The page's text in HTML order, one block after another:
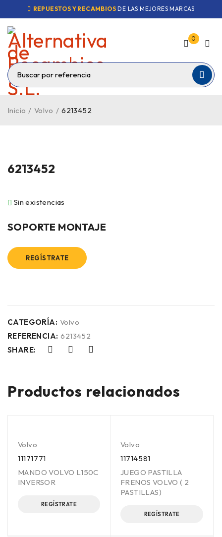
REPUESTOS Y RECAMBIOS DE LAS MEJORES MARCAS
0
Inicio / Volvo / 6213452
6213452
Sin existencias
SOPORTE MONTAJE
REGÍSTRATE
CATEGORÍA: Volvo
REFERENCIA: 6213452
SHARE:
Productos relacionados
Volvo
11171771
MANDO VOLVO L150C
INVERSOR
REGÍSTRATE
Volvo
11714581
JUEGO PASTILLA
FRENOS VOLVO ( 2
PASTILLAS)
REGÍSTRATE